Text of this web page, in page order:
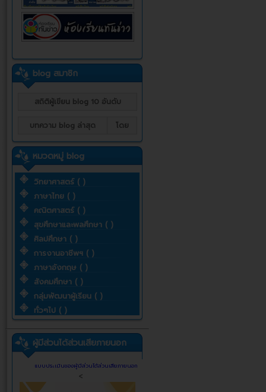
blog สมาชิก
สถิติผู้เขียน blog 10 อันดับ
บทความ blog ล่าสุด โดย
หมวดหมู่ blog
วิทยาศาสตร์ ( )
ภาษาไทย ( )
คณิตศาสตร์ ( )
สุขศึกษาและพลศึกษา ( )
ศิลปศึกษา ( )
การงานอาชีพฯ ( )
ภาษาอังกฤษ ( )
สังคมศึกษา ( )
กลุ่มพัฒนาผู้เรียน ( )
ทั่วๆไป ( )
ผู้มีส่วนได้ส่วนเสียภายนอก
แบบประเมินของผู้มีส่วนได้ส่วนเสียภายนอก
<